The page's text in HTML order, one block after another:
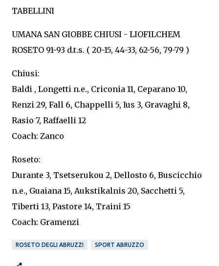
TABELLINI
UMANA SAN GIOBBE CHIUSI - LIOFILCHEM
ROSETO 91-93 d.t.s. ( 20-15, 44-33, 62-56, 79-79 )
Chiusi:
Baldi , Longetti n.e., Criconia 11, Ceparano 10,
Renzi 29, Fall 6, Chappelli 5, Ius 3, Gravaghi 8,
Rasio 7, Raffaelli 12
Coach: Zanco
Roseto:
Durante 3, Tsetserukou 2, Dellosto 6, Buscicchio
n.e., Guaiana 15, Aukstikalnis 20, Sacchetti 5,
Tiberti 13, Pastore 14, Traini 15
Coach: Gramenzi
ROSETO DEGLI ABRUZZI SPORT ABRUZZO